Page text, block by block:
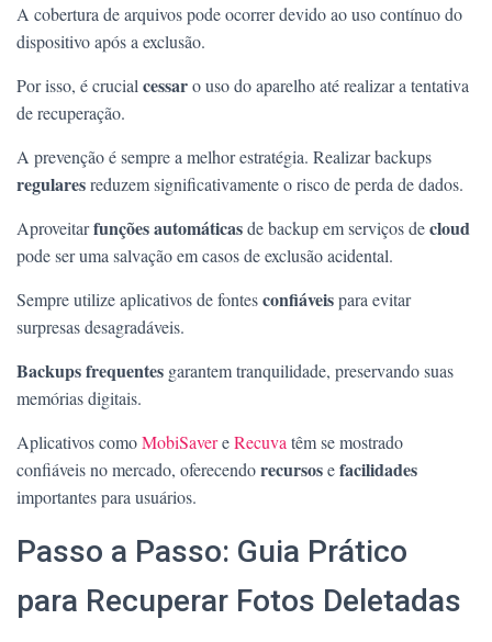
A cobertura de arquivos pode ocorrer devido ao uso contínuo do
dispositivo após a exclusão.
Por isso, é crucial cessaro uso do aparelho até realizar a tentativa
de recuperação.
A prevenção é sempre a melhor estratégia. Realizar backups
regularesreduzem significativamente o risco de perda de dados.
Aproveitarfunções automáticasde backup em serviços decloud
pode ser uma salvação em casos de exclusão acidental.
Sempre utilize aplicativos de fontesconfiáveispara evitar
surpresas desagradáveis.
Backups frequentes garantem tranquilidade, preservando suas
memórias digitais.
Aplicativos comoMobiSavereRecuva têm se mostrado
confiáveis no mercado, oferecendorecursosefacilidades
importantes para usuários.
Passo a Passo: Guia Prático
para Recuperar Fotos Deletadas